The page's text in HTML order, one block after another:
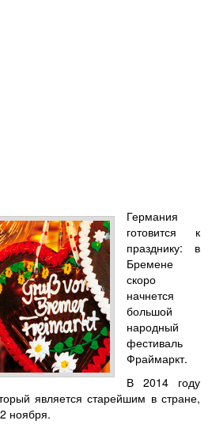
Германия
готовится к
празднику: в
Бремене
скоро
начнется
большой
народный
фестиваль
Фраймаркт.
В 2014 году
является старейшим в стране,
ноября.